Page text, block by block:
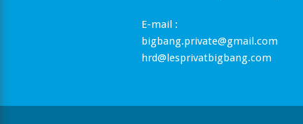
E-mail :
bigbang.private@gmail.com
hrd@lesprivatbigbang.com